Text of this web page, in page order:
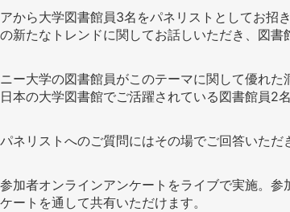
から大学図書館員3名をパネリストとしてお招
新たなトレンドに関してお話しいただき、図書
ー大学の図書館員がこのテーマに関して優れた
本の大学図書館でご活躍されている図書館員2
ネリストへのご質問にはその場でご回答いただ
加者オンラインアンケートをライブで実施。参
ートを通して共有いただけます。